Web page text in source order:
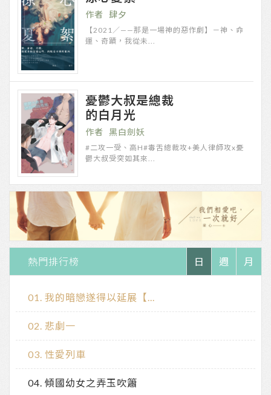
肆夕
【2021／——那是一場神的惡作劇】－神、命
運、奇蹟，我從未...
憂鬱大叔是總裁
的白月光
黑白劍妖
#二攻一受、高H#毒舌總裁攻+美人律師攻x憂
鬱大叔受突如其來...
熱門排行榜 日 週 月
我的暗戀遂得以延展【...
悲劇一
性愛列車
傾國幼女之弄玉吹簫